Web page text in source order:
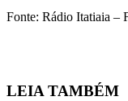
Fonte: Rádio Itatiaia –
LEIATAMBÉM